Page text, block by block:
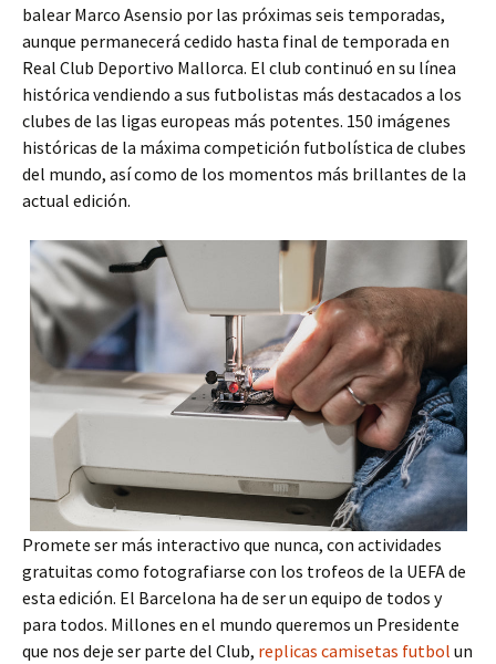
balear Marco Asensio por las próximas seis temporadas,
aunque permanecerá cedido hasta final de temporada en
Real Club Deportivo Mallorca. El club continuó en su línea
histórica vendiendo a sus futbolistas más destacados a los
clubes de las ligas europeas más potentes. 150 imágenes
históricas de la máxima competición futbolística de clubes
del mundo, así como de los momentos más brillantes de la
actual edición.
Promete ser más interactivo que nunca, con actividades
gratuitas como fotografiarse con los trofeos de la UEFA de
esta edición. El Barcelona ha de ser un equipo de todos y
para todos. Millones en el mundo queremos un Presidente
que nos deje ser parte del Club, replicas camisetas futbol un